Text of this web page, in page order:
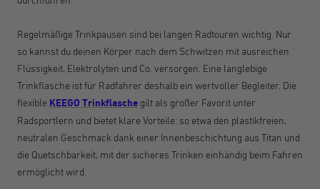
Regelmäßige Trinkpausen sind bei langen Radtouren wichtig. Nur
so kannst du deinen Körper nach dem Schwitzen mit ausreichen
Flüssigkeit, Elektrolyten und Co. versorgen. Eine langlebige
Trinkflasche ist für Radfahrer deshalb ein wertvoller Begleiter. Die
flexible KEEGO Trinkflasche gilt als großer Favorit unter
Radsportlern und bietet klare Vorteile: so etwa den plastikfreien,
neutralen Geschmack dank einer Innenbeschichtung aus Titan und
die Quetschbarkeit, mit der sicheres Trinken einhändig beim Fahren
ermöglicht wird.